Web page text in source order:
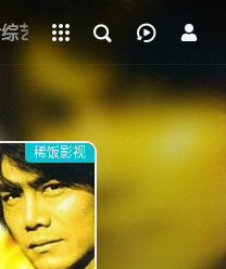
综艺 动漫 短剧
稀饭影视